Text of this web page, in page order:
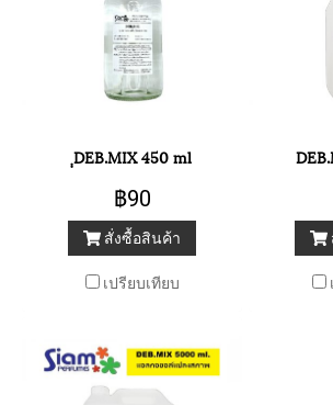
ฺฺDEB.MIX 450 ml
฿90
สั่งซื้อสินค้า
เปรียบเทียบ